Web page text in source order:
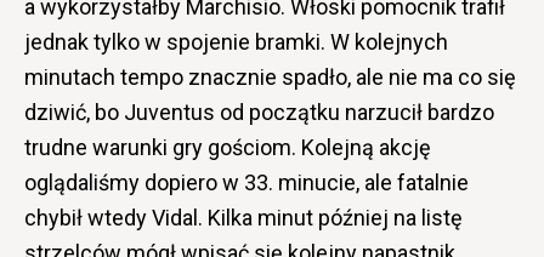
a wykorzystałby Marchisio. Włoski pomocnik trafił
jednak tylko w spojenie bramki. W kolejnych
minutach tempo znacznie spadło, ale nie ma co się
dziwić, bo Juventus od początku narzucił bardzo
trudne warunki gry gościom. Kolejną akcję
oglądaliśmy dopiero w 33. minucie, ale fatalnie
chybił wtedy Vidal. Kilka minut później na listę